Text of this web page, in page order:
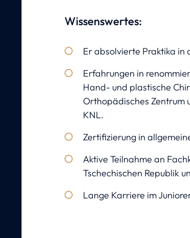
Wissenswertes:
Er absolvierte Praktika in
Erfahrungen in
Hand- und plastische
Orthopädisches Zentrum
KNL.
Zertifizierung in
Aktive Teilnahme an
Tschechischen Republik
Lange Karriere im